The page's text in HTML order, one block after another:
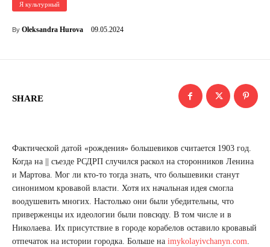
Я культурный
By Oleksandra Hurova 09.05.2024
SHARE
Фактической датой «рождения» большевиков считается 1903 год.
Когда на || съезде РСДРП случился раскол на сторонников Ленина
и Мартова. Мог ли кто-то тогда знать, что большевики станут
синонимом кровавой власти. Хотя их начальная идея смогла
воодушевить многих. Настолько они были убедительны, что
приверженцы их идеологии были повсюду. В том числе и в
Николаева. Их присутствие в городе корабелов оставило кровавый
отпечаток на истории городка. Больше на imykolayivchanyn.com.